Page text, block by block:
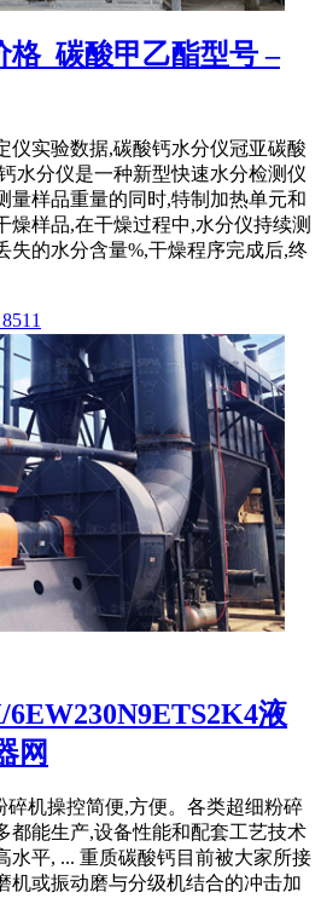
格_碳酸甲乙酯型号 –
仪实验数据,碳酸钙水分仪冠亚碳酸
水分仪是一种新型快速水分检测仪
量样品重量的同时,特制加热单元和
燥样品,在干燥过程中,水分仪持续测
失的水分含量%,干燥程序完成后,终
液
网
碎机操控简便,方便。各类超细粉碎
都能生产,设备性能和配套工艺技术
水平, ... 重质碳酸钙目前被大家所接
机或振动磨与分级机结合的冲击加